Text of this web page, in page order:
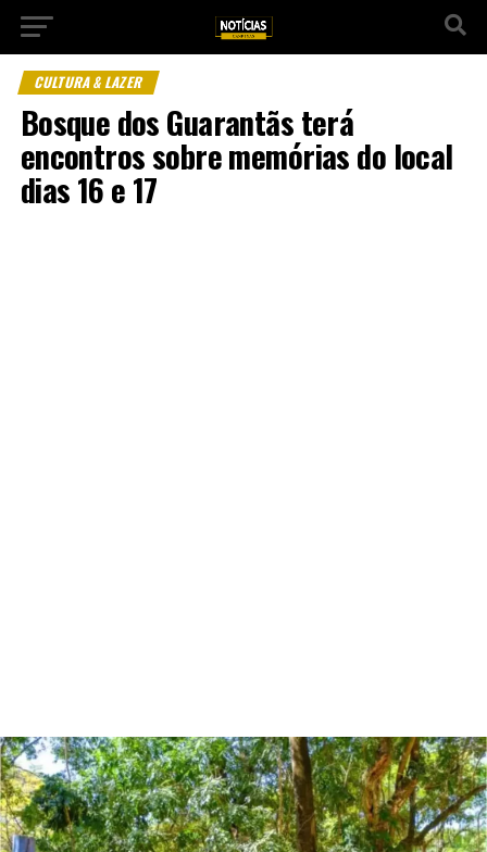
CULTURA & LAZER
Bosque dos Guarantãs terá
encontros sobre memórias do local
dias 16 e 17